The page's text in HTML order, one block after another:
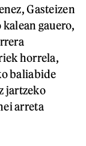
Gasteizen
gauero,
horrela,
baliabide
jartzeko
arreta